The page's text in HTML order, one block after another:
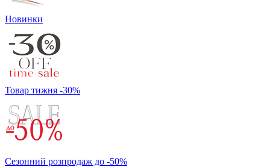
Новинки
Товар тижня -30%
Сезонний розпродаж до -50%